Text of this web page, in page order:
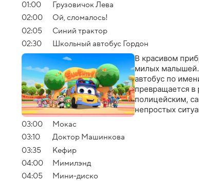
01:00
Грузовичок Лева
02:00
Ой, сломалось!
02:05
Синий трактор
02:30
Школьный автобус Гордон
В красивом
милых малышей.
автобус по
превращается
полицейским,
непростых
03:00
Мокас
03:10
Доктор Машинкова
03:35
Кефир
04:00
Мимилэнд
04:05
Мини-диско